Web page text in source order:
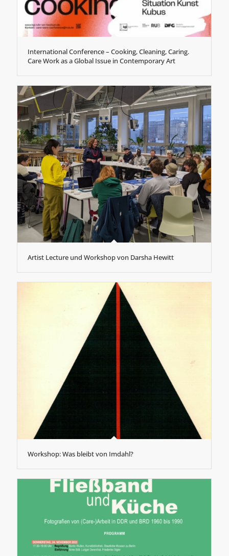
International Conference – Cooking, Cleaning, Caring.
Care Work as a Global Issue in Contemporary Art
Artist Lecture und Workshop von Darsha Hewitt
Workshop: Was bleibt von Imdahl?